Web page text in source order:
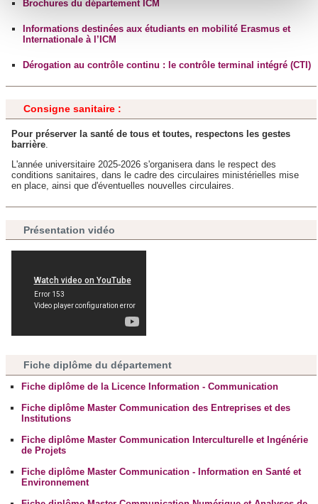
Pour en savoir plus sur le traitement de vos données
personnelles et définir vos préférences, reportez-vous à la
section « Détails ». Vous pouvez modifier ou retirer votre
consentement à tout moment à partir de la déclaration sur
Les cookies nous permettent de personnaliser le contenu
et les annonces, d'offrir des fonctionnalités relatives aux
médias sociaux et d'analyser notre trafic. Nous
partageons également des informations sur l'utilisation de
notre site avec nos partenaires de médias sociaux, de
ont collectées lors de votre utilisation de leurs services.
Brochures du département ICM
Informations destinées aux étudiants en mobilité Erasmus et
Internationale à l’ICM
Dérogation au contrôle continu : le contrôle terminal intégré (CTI)
Consigne sanitaire :
Pour préserver la santé de tous et toutes, respectons les gestes
barrière.
L'année universitaire 2025-2026 s'organisera dans le respect des
conditions sanitaires, dans le cadre des circulaires ministérielles mise
en place, ainsi que d'éventuelles nouvelles circulaires.
Présentation vidéo
Fiche diplôme du département
Fiche diplôme de la Licence Information - Communication
Fiche diplôme Master Communication des Entreprises et des
Institutions
Fiche diplôme Master Communication Interculturelle et Ingénérie
de Projets
Fiche diplôme Master Communication - Information en Santé et
Environnement